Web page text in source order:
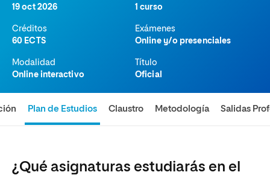
19 oct 2026
1 curso
Créditos
60 ECTS
Exámenes
Online y/o presenciales
Modalidad
Online interactivo
Título
Oficial
Plan de Estudios Claustro Metodología Salidas
¿Qué asignaturas estudiarás en el